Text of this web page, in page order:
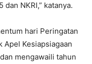
dan NKRI,” katanya.
hari Peringatan
Apel Kesiapsiagaan
mengawaili tahun